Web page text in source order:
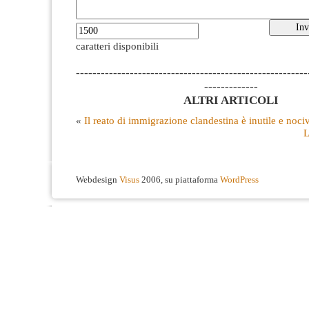
caratteri disponibili
-------------
ALTRI ARTICOLI
« Il reato di immigrazione clandestina è inutile e
Webdesign Visus 2006, su piattaforma WordPress